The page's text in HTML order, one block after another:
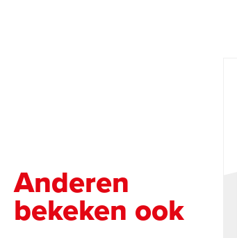
Anderen
bekeken ook